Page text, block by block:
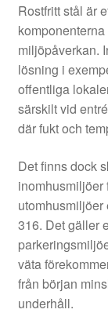
Rostfritt stål är
miljöpåverkan.
lösning i
offentliga
särskilt vid
där fukt och
Det finns dock
inomhusmiljöer
utomhusmiljöer
316. Det gäller
väta
från början
underhåll.